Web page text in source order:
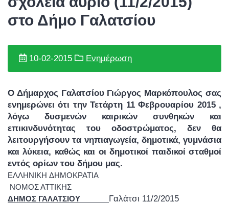
στο Δήμο Γαλατσίου
10-02-2015 Ενημέρωση
Ο Δήμαρχος Γαλατσίου Γιώργος Μαρκόπουλος σας
ενημερώνει ότι την Τετάρτη 11 Φεβρουαρίου 2015 ,
λόγω δυσμενών καιρικών συνθηκών και
επικινδυνότητας του οδοστρώματος, δεν θα
λειτουργήσουν τα νηπιαγωγεία, δημοτικά, γυμνάσια
και λύκεια, καθώς και οι δημοτικοί παιδικοί σταθμοί
εντός ορίων του δήμου μας.
ΕΛΛΗΝΙΚΗ ΔΗΜΟΚΡΑΤΙΑ
ΝΟΜΟΣ ΑΤΤΙΚΗΣ
ΔΗΜΟΣ ΓΑΛΑΤΣΙΟΥ Γαλάτσι 11/2/2015